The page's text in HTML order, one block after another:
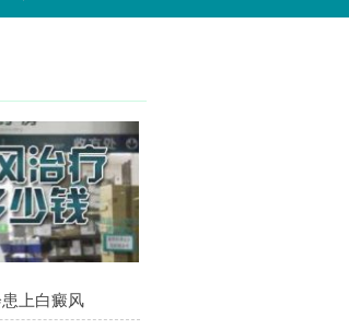
上白癜风